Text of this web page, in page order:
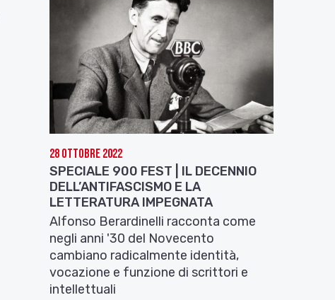
28 Ottobre 2022
SPECIALE 900 FEST | IL DECENNIO
DELL’ANTIFASCISMO E LA
LETTERATURA IMPEGNATA
Alfonso Berardinelli racconta come
negli anni '30 del Novecento
cambiano radicalmente identità,
vocazione e funzione di scrittori e
intellettuali